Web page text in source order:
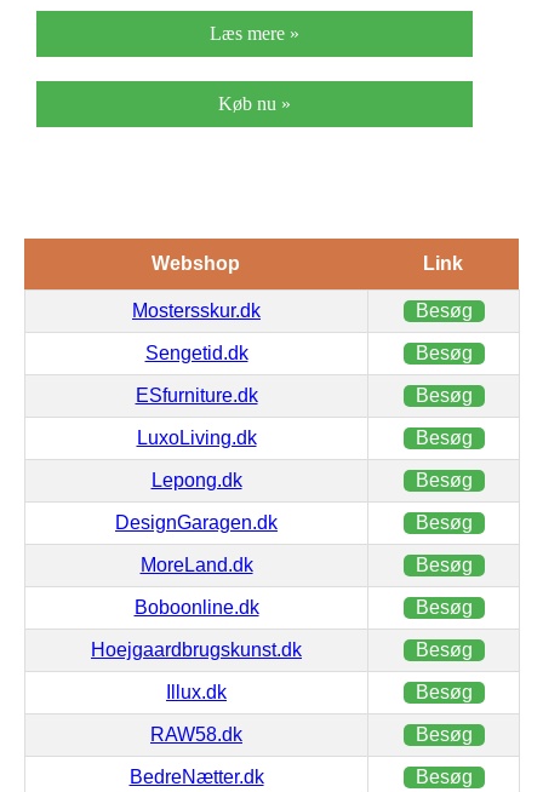
Læs mere »
Køb nu »
Webshop Link
Mostersskur.dk Besøg
Sengetid.dk Besøg
ESfurniture.dk Besøg
LuxoLiving.dk Besøg
Lepong.dk Besøg
DesignGaragen.dk Besøg
MoreLand.dk Besøg
Boboonline.dk Besøg
Hoejgaardbrugskunst.dk Besøg
Illux.dk Besøg
RAW58.dk Besøg
BedreNætter.dk Besøg